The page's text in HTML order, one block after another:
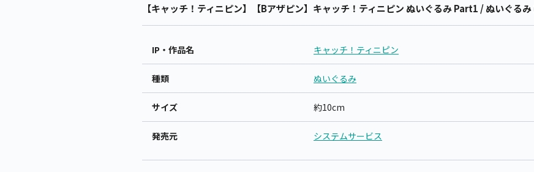
【キャッチ！ティニピン】【Bアザピン】キャッチ！ティニピン ぬいぐるみ Part1 / ぬいぐる
IP・作品名 キャッチ！ティニピン
種類 ぬいぐるみ
サイズ 約10cm
発売元 システムサービス